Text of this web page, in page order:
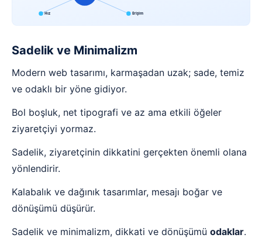
Hız Erişim
Sadelik ve Minimalizm
Modern web tasarımı, karmaşadan uzak; sade, temiz
ve odaklı bir yöne gidiyor.
Bol boşluk, net tipografi ve az ama etkili öğeler
ziyaretçiyi yormaz.
Sadelik, ziyaretçinin dikkatini gerçekten önemli olana
yönlendirir.
Kalabalık ve dağınık tasarımlar, mesajı boğar ve
dönüşümü düşürür.
Sadelik ve minimalizm, dikkati ve dönüşümü odaklar.